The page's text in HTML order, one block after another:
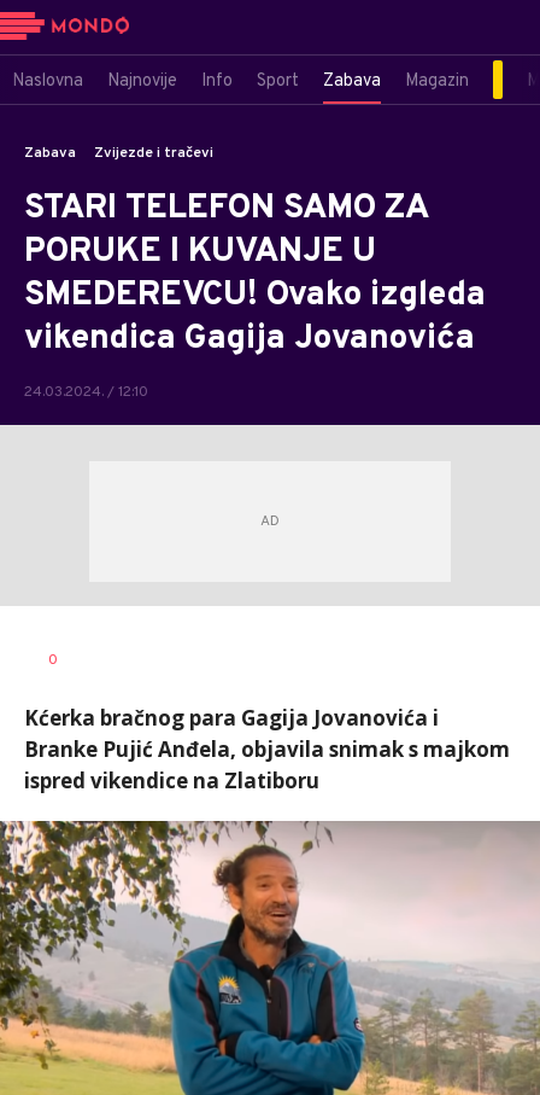
Naslovna Najnovije Info Sport Zabava Magazin
Zabava Zvijezde i tračevi
STARI TELEFON SAMO ZA
PORUKE I KUVANJE U
SMEDEREVCU! Ovako izgleda
vikendica Gagija Jovanovića
24.03.2024. / 12:10
0
Kćerka bračnog para Gagija Jovanovića i
Branke Pujić Anđela, objavila snimak s majkom
ispred vikendice na Zlatiboru